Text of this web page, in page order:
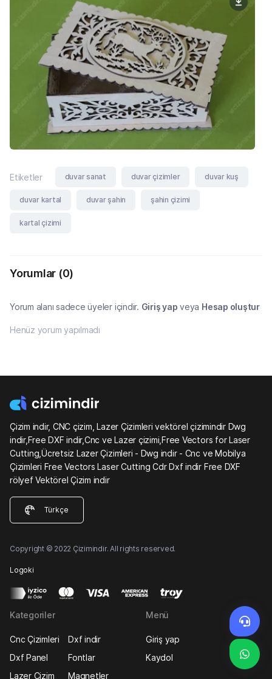
Etiketler duvar sanat duvar çizimler duvar kuş
duvar kartal duvar şahin şahin çizimi
kartal çizimi
Yorumlar (0)
Yorum alanı sadece üyeler içindir. Giriş yap veya Hesap oluştur
Henüz yorum yapılmadı
Çizim indir, CNC çizim, Lazer Çizimleri vektörel çizimindir Dwg
indir,Free DXF indir,Cnc ve Lazer çizimi,Free Vectors for Laser
Cutting,Ücretsiz Lazer Çizimleri - Dwg indir - Cnc ve Mobilya
Çizimleri Free Vectors Laser Cutting Cdr Dxf indir Free DXF
rölyef Vektörel Çizim indir
Türkçe
Copyright © 2022 Çizimindir. All rights reserved.
Logoki
Kategoriler
Cnc Çizimleri
Dxf indir
Dxf Panel
Fontlar
Lazer Çizim
Magnetler
Menü
Giriş yap
Kaydol